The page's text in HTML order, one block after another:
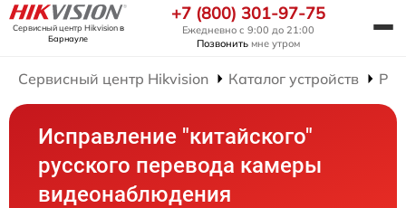
Сервисный центр Hikvisionв
Барнауле
+7 (800) 301-97-75
Ежедневно с 9:00 до 21:00
Позвонить мне утром
Сервисный центр Hikvision Каталог устройств
Исправление "китайского"
русского перевода камеры
видеонаблюдения